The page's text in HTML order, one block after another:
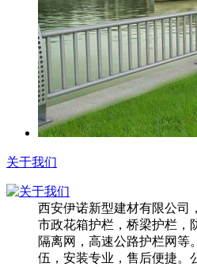
关于我们
西安伊诺新型建材有限公司
市政花箱护栏，桥梁护栏，
隔离网，高速公路护栏网等
伍，安装专业，售后便捷。